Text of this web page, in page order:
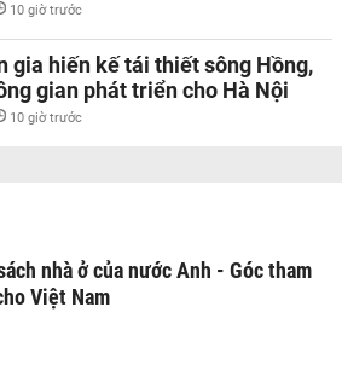
10 giờ trước
gia hiến kế tái thiết sông Hồng,
gian phát triển cho Hà Nội
10 giờ trước
nhà ở của nước Anh - Góc tham
Việt Nam